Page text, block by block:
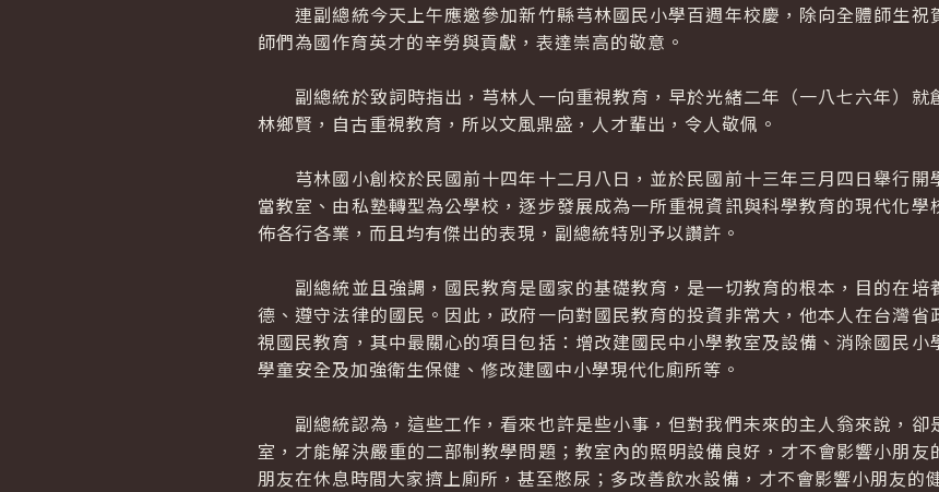
連副總統今天上午應邀參加新竹縣芎林國民小學百週年校慶，除向全體師生祝
師們為國作育英才的辛勞與貢獻，表達崇高的敬意。
副總統於致詞時指出，芎林人一向重視教育，早於光緒二年（一八七六年）就
林鄉賢，自古重視教育，所以文風鼎盛，人才輩出，令人敬佩。
芎林國小創校於民國前十四年十二月八日，並於民國前十三年三月四日舉行開
當教室、由私塾轉型為公學校，逐步發展成為一所重視資訊與科學教育的現代化
佈各行各業，而且均有傑出的表現，副總統特別予以讚許。
副總統並且強調，國民教育是國家的基礎教育，是一切教育的根本，目的在培
德、遵守法律的國民。因此，政府一向對國民教育的投資非常大，他本人在台灣
視國民教育，其中最關心的項目包括：增改建國民中小學教室及設備、消除國民
學童安全及加強衛生保健、修改建國中小學現代化廁所等。
副總統認為，這些工作，看來也許是些小事，但對我們未來的主人翁來說，卻
室，才能解決嚴重的二部制教學問題；教室內的照明設備良好，才不會影響小朋
朋友在休息時間大家擠上廁所，甚至憋尿；多改善飲水設備，才不會影響小朋友的